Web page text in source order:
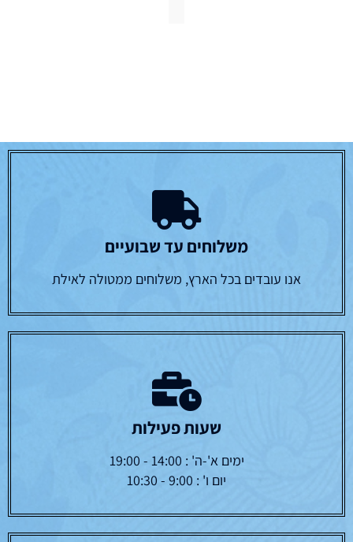
משלוחים עד שבועיים
אנו עובדים בכל הארץ, משלוחים ממטולה לאילת
שעות פעילות
ימים א'-ה' : 14:00 - 19:00
יום ו' : 9:00 - 10:30